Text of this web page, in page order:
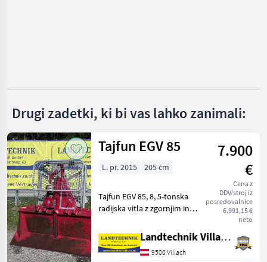
Prikaži
vse (8)
MARKETPLACE
Marketplace
Ponudbe
trgovcev
Mali
Drugi zadetki, ki bi vas lahko zanimali:
Tajfun EGV 85
7.900
€
Cena z
DDV/stroj iz
posredovalnice
6.991,15 €
neto
L. pr. 2015 205 cm
Tajfun EGV 85, 8, 5-tonska
radijska vitla z zgornjim in
kolesom za vrv, plastična
vrv s paralelno kljuko,
drsnik za vrv, naprava za
Landtechnik Villach GmbH
9500 Villach